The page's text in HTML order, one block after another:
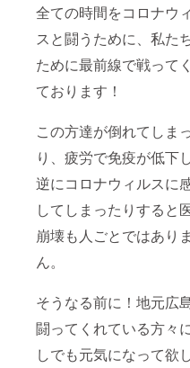
全ての時間をコロナウ
スと闘うために、私た
ために最前線で戦って
ております！
この方達が倒れてしま
り、疲労で免疫が低下
逆にコロナウィルスに
してしまったりすると
崩壊も人ごとではあり
ん。
そうなる前に！地元広
闘ってくれている方々
しでも元気になって欲